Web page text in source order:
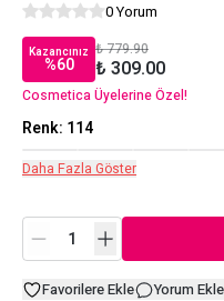
0 Yorum
Kazancınız
%60
₺ 779.90
₺ 309.00
Cosmetica Üyelerine Özel!
Renk: 114
Daha Fazla Göster
Favorilere Ekle Yorum Ekle